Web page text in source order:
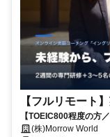
【フルリモート
【TOEIC800程度の方
たが英語学習で経験し
(株)Morrow World